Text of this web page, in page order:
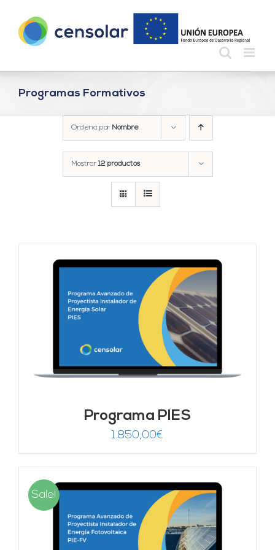
contenido
Programas Formativos
Ordena por Nombre
Mostrar12 productos
Programa PIES
1.850,00€
Sale!